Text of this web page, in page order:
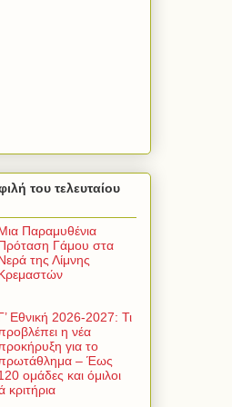
του τελευταίου
Παραμυθένια
Γάμου στα
της Λίμνης
Εθνική 2026-2027: Τι
η νέα
για το
– Έως
ομάδες και όμιλοι
κριτήρια